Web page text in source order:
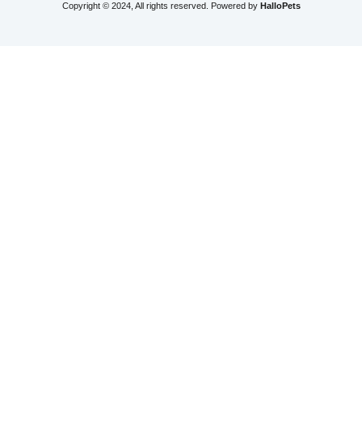
Copyright © 2024, All rights reserved. Powered by HalloPets